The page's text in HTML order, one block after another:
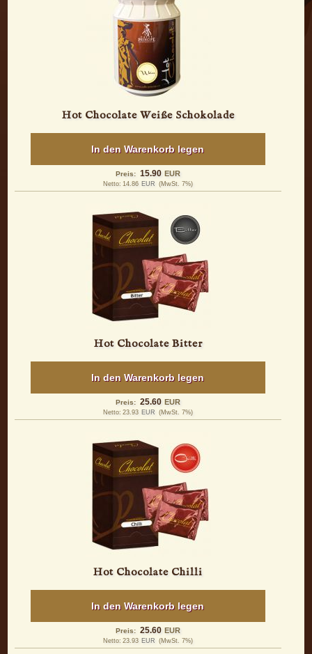
Hot Chocolate Weiße Schokolade
In den Warenkorb legen
Preis: 15.90 EUR
Netto: 14.86 EUR (MwSt. 7%)
Hot Chocolate Bitter
In den Warenkorb legen
Preis: 25.60 EUR
Netto: 23.93 EUR (MwSt. 7%)
Hot Chocolate Chilli
In den Warenkorb legen
Preis: 25.60 EUR
Netto: 23.93 EUR (MwSt. 7%)